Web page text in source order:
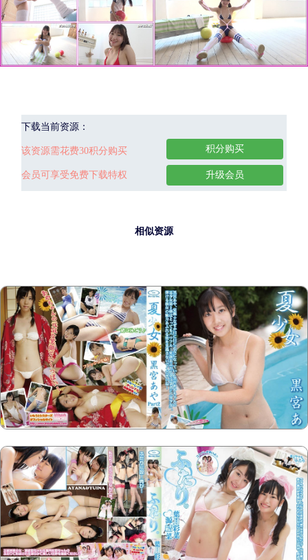
下载当前资源：
该资源需花费30积分购买
会员可享受免费下载特权
积分购买
升级会员
相似资源